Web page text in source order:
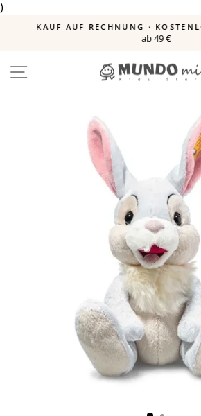
)
Pause
KAUF AUF RECHNUNG ·
ab 49 €
SEITENNAVIGATION